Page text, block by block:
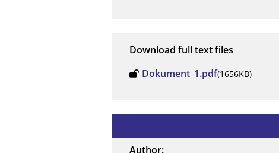
Download full text files
Dokument_1.pdf(1656KB)
Author: